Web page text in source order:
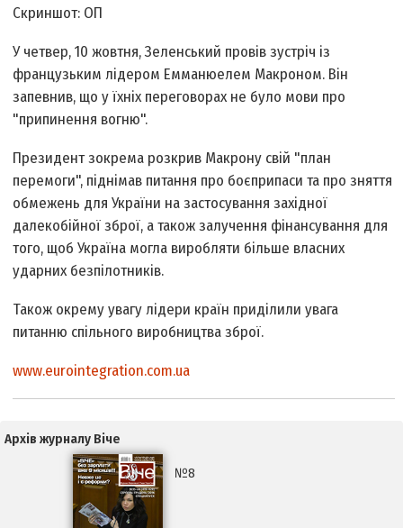
Скриншот: ОП
У четвер, 10 жовтня, Зеленський провів зустріч із
французьким лідером Емманюелем Макроном. Він
запевнив, що у їхніх переговорах не було мови про
"припинення вогню".
Президент зокрема розкрив Макрону свій "план
перемоги", піднімав питання про боєприпаси та про зняття
обмежень для України на застосування західної
далекобійної зброї, а також залучення фінансування для
того, щоб Україна могла виробляти більше власних
ударних безпілотників.
Також окрему увагу лідери країн приділили увага
питанню спільного виробництва зброї.
www.eurointegration.com.ua
Архів журналу Віче
№8